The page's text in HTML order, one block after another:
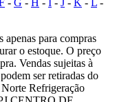
para compras
o estoque. O preço
Vendas sujeitas à
ser retiradas do
Refrigeração